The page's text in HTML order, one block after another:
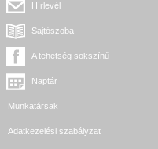
Hírlevél
Sajtószoba
A tehetség sokszínű
Naptár
Munkatársak
Adatkezelési szabályzat